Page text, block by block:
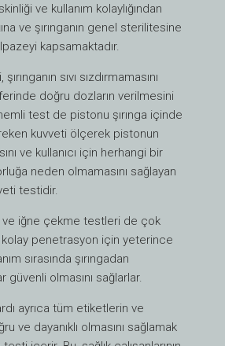
ve kullanım kolaylığından
ve şırınganın genel sterilitesine
kapsamaktadır.
şırınganın sıvı sızdırmamasını
doğru dozların verilmesini
test de pistonu şırınga içinde
kuvveti ölçerek pistonun
ve kullanıcı için herhangi bir
neden olmamasını sağlayan
testidir.
iğne çekme testleri de çok
penetrasyon için yeterince
sırasında şırıngadan
güvenli olmasını sağlarlar.
ayrıca tüm etiketlerin ve
ve dayanıklı olmasını sağlamak